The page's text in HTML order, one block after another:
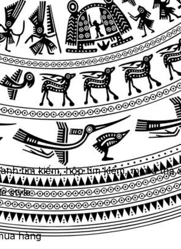
tìm kiếm, hộp tìm kiếm, menu thả
style
hàng